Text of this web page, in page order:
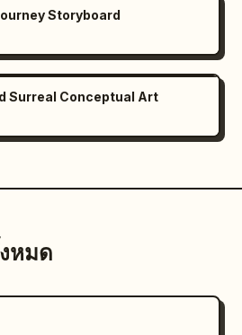
Storyboard
Surreal Conceptual Art
หมด